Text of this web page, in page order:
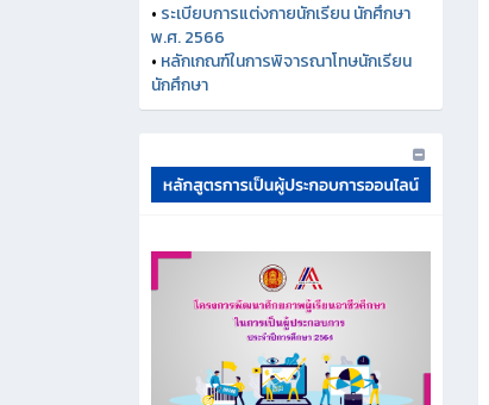
• ระเบียบการแต่งกายนักเรียน นักศึกษา
พ.ศ. 2566
• หลักเกณฑ์ในการพิจารณาโทษนักเรียน
นักศึกษา